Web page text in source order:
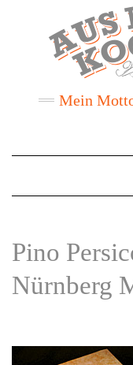
Mein
Pino
Nürnberg